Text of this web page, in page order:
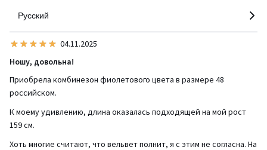
Русский
04.11.2025
Ношу, довольна!
Приобрела комбинезон фиолетового цвета в размере 48
российском.
К моему удивлению, длина оказалась подходящей на мой рост
159 см.
Хоть многие считают, что вельвет полнит, я с этим не согласна. На